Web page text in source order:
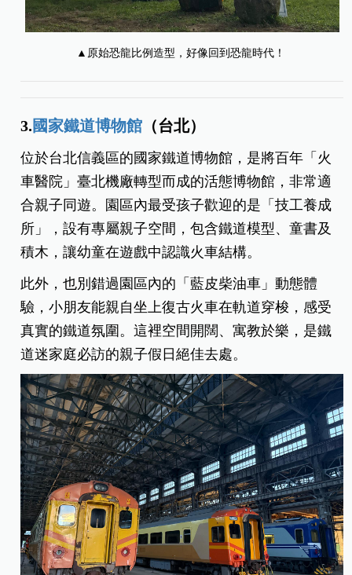
▲原始恐龍比例造型，好像回到恐龍時代！
3.國家鐵道博物館 （台北）
位於台北信義區的國家鐵道博物館，是將百年「火
車醫院」臺北機廠轉型而成的活態博物館，非常適
合親子同遊。園區內最受孩子歡迎的是「技工養成
所」，設有專屬親子空間，包含鐵道模型、童書及
積木，讓幼童在遊戲中認識火車結構。
此外，也別錯過園區內的「藍皮柴油車」動態體
驗，小朋友能親自坐上復古火車在軌道穿梭，感受
真實的鐵道氛圍。這裡空間開闊、寓教於樂，是鐵
道迷家庭必訪的親子假日絕佳去處。